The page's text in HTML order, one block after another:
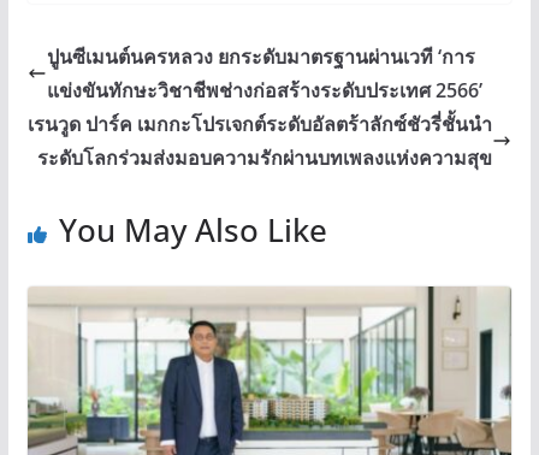
ปูนซีเมนต์นครหลวง ยกระดับมาตรฐานผ่านเวที ‘การ
แข่งขันทักษะวิชาชีพช่างก่อสร้างระดับประเทศ 2566’
เรนวูด ปาร์ค เมกกะโปรเจกต์ระดับอัลตร้าลักซ์ชัวรี่ชั้นนำ
ระดับโลกร่วมส่งมอบความรักผ่านบทเพลงแห่งความสุข
You May Also Like